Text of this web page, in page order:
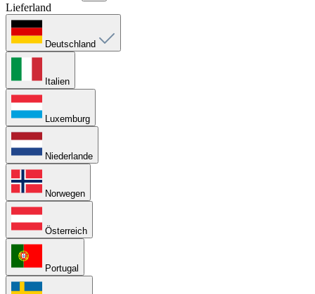
Lieferland
Deutschland
Italien
Luxemburg
Niederlande
Norwegen
Österreich
Portugal